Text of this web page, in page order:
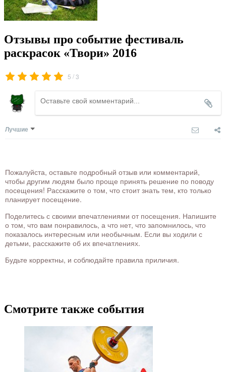
Отзывы про событие фестиваль
раскрасок «Твори» 2016
5 /3
Лучшие
Пожалуйста, оставьте подробный отзыв или комментарий,
чтобы другим людям было проще принять решение по поводу
посещения! Расскажите о том, что стоит знать тем, кто только
планирует посещение.
Поделитесь с своими впечатлениями от посещения. Напишите
о том, что вам понравилось, а что нет, что запомнилось, что
показалось интересным или необычным. Если вы ходили с
детьми, расскажите об их впечатлениях.
Будьте корректны, и соблюдайте правила приличия.
Смотрите также события